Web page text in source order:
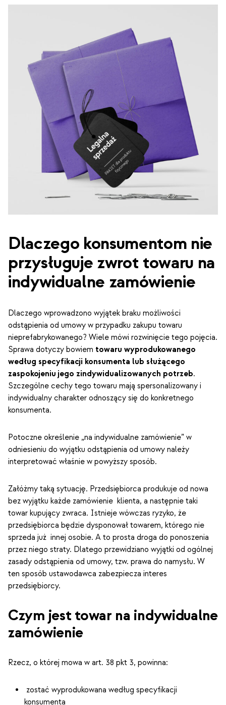
Dlaczego konsumentom nie
przysługuje zwrot towaru na
indywidualne zamówienie
Dlaczego wprowadzono wyjątek braku możliwości
odstąpienia od umowy w przypadku zakupu towaru
nieprefabrykowanego? Wiele mówi rozwinięcie tego pojęcia.
Sprawa dotyczy bowiem towaru wyprodukowanego
według specyfikacji konsumenta lub służącego
zaspokojeniu jego zindywidualizowanych potrzeb.
Szczególne cechy tego towaru mają spersonalizowany i
indywidualny charakter odnoszący się do konkretnego
konsumenta.
Potoczne określenie „na indywidualne zamówienie” w
odniesieniu do wyjątku odstąpienia od umowy należy
interpretować właśnie w powyższy sposób.
Załóżmy taką sytuację. Przedsiębiorca produkuje od nowa
bez wyjątku każde zamówienie klienta, a następnie taki
towar kupujący zwraca. Istnieje wówczas ryzyko, że
przedsiębiorca będzie dysponował towarem, którego nie
sprzeda już innej osobie. A to prosta droga do ponoszenia
przez niego straty. Dlatego przewidziano wyjątki od ogólnej
zasady odstąpienia od umowy, tzw. prawa do namysłu. W
ten sposób ustawodawca zabezpiecza interes
przedsiębiorcy.
Czym jest towar na indywidualne
zamówienie
Rzecz, o której mowa w art. 38 pkt 3, powinna:
zostać wyprodukowana według specyfikacji
konsumenta